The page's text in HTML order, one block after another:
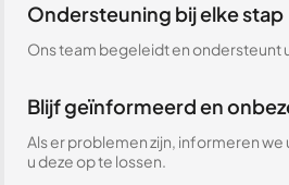
Ondersteuning bij elke stap
Ons team begeleidt en ondersteunt
Blijf geïnformeerd en
Als er problemen zijn, informeren
u deze op te lossen.